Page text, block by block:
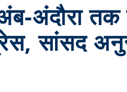
अंदौरा
सांसद